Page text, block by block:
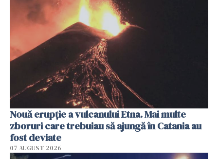
Nouă erupție a vulcanului Etna. Mai multe
zboruri care trebuiau să ajungă în Catania au
fost deviate
07 AUGUST 2026